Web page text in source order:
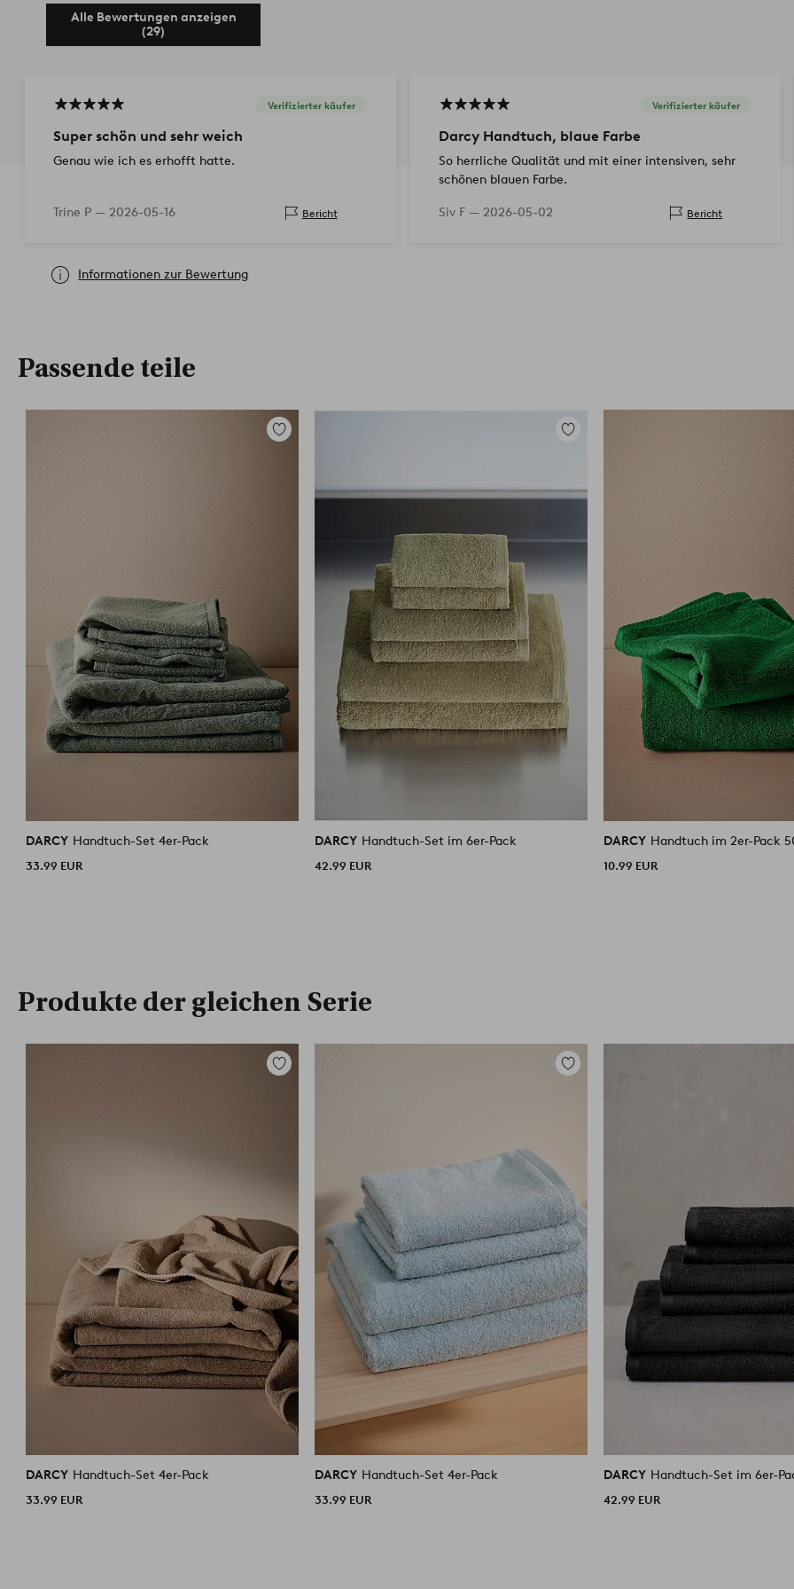
Alle Bewertungen anzeigen
(29)
Verifizierter käufer
Super schön und sehr weich
Genau wie ich es erhofft hatte.
Trine P — 2026-05-16 Bericht
Verifizierter käufer
Darcy Handtuch, blaue Farbe
So herrliche Qualität und mit einer intensiven, sehr
schönen blauen Farbe.
Siv F — 2026-05-02 Bericht
Informationen zur Bewertung
Passende teile
Zu
DARCY Handtuch-Set 4er-Pack
33.99 EUR
Zu
DARCY Handtuch-Set im 6er-Pack
42.99 EUR
DARCY
10.99 EUR
Produkte der gleichen Serie
Zu
DARCY Handtuch-Set 4er-Pack
33.99 EUR
Zu
DARCY Handtuch-Set 4er-Pack
33.99 EUR
DARCY Handtuch-Set im 6er-
42.99 EUR